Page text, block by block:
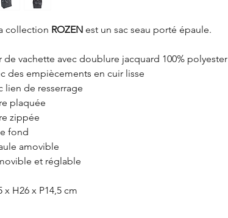
collection ROZEN est un sac seau porté épaule.
de vachette avec doublure jacquard 100% polyester
des empiècements en cuir lisse
lien de resserrage
plaquée
zippée
fond
amovible
et réglable
x H26 x P14,5 cm